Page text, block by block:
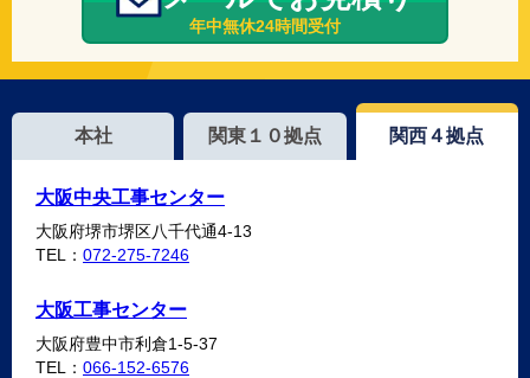
年中無休24時間受付
本社 関東１０拠点 関西４拠点
大阪中央工事センター
大阪府堺市堺区八千代通4-13
TEL： 072-275-7246
大阪工事センター
大阪府豊中市利倉1-5-37
TEL： 066-152-6576